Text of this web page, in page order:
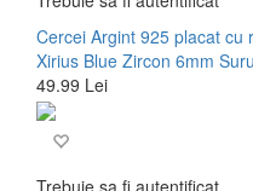
Cercei Argint 925 placat
Xirius Blue Zircon 6mm
49.99 Lei
Trebuie sa fi autentificat